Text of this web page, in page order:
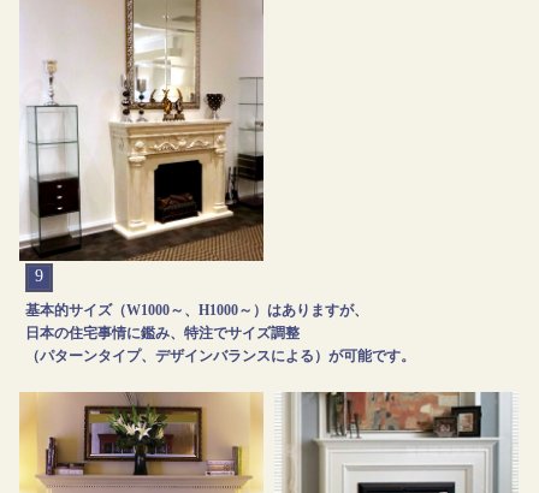
9
基本的サイズ（W1000～、H1000～）はありますが、
日本の住宅事情に鑑み、特注でサイズ調整
（パターンタイプ、デザインバランスによる）が可能です。